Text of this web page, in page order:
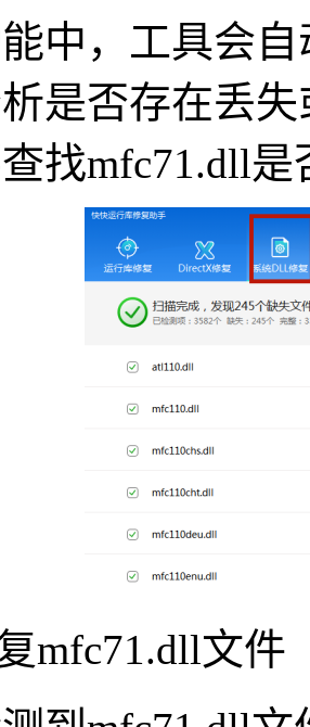
中，工具会
是否存在丢
找mfc71.dll
mfc71.dll文件